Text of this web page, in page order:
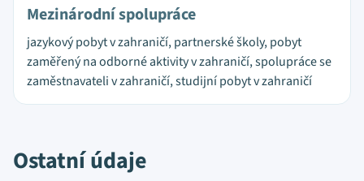
Mezinárodní spolupráce
jazykový pobyt v zahraničí, partnerské školy, pobyt
zaměřený na odborné aktivity v zahraničí, spolupráce se
zaměstnavateli v zahraničí, studijní pobyt v zahraničí
Ostatní údaje